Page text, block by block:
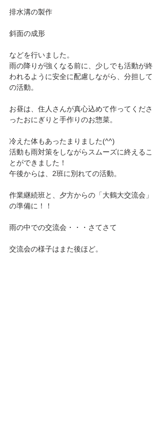
排水溝の製作
斜面の成形
などを行いました。
雨の降りが強くなる前に、少しでも活動が終
われるように安全に配慮しながら、分担して
の活動。
お昼は、住人さんが真心込めて作ってくださ
ったおにぎりと手作りのお惣菜。
冷えた体もあったまりました(^^)
活動も雨対策をしながらスムーズに終えるこ
とができました！
午後からは、2班に別れての活動。
作業継続班と、夕方からの「大鶴大交流会」
の準備に！！
雨の中での交流会・・・さてさて
交流会の様子はまた後ほど。